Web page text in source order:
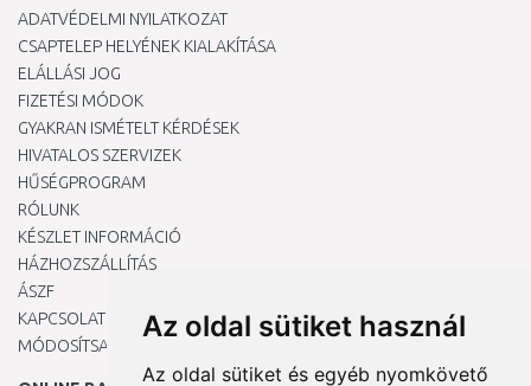
Az oldal sütiket használ
Az oldal sütiket és egyéb nyomkövető
ADATVÉDELMI NYILATKOZAT
CSAPTELEP HELYÉNEK KIALAKÍTÁSA
ELÁLLÁSI JOG
FIZETÉSI MÓDOK
GYAKRAN ISMÉTELT KÉRDÉSEK
HIVATALOS SZERVIZEK
HŰSÉGPROGRAM
RÓLUNK
KÉSZLET INFORMÁCIÓ
HÁZHOZSZÁLLÍTÁS
ÁSZF
KAPCSOLAT
MÓDOSÍTSA A COOKIE-BEÁLLÍTÁSAIMAT